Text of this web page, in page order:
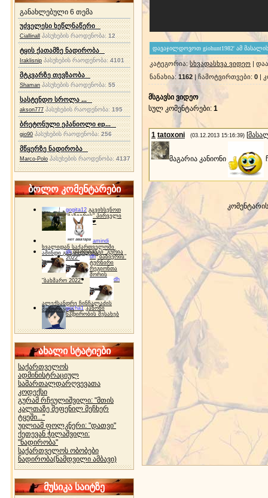
განახლებული 6 თემა
უძველესი ხეწლნაწერი
Ciallinall პასუხების რაოდენობა:12
ტყის ქათამზე ნადირობა
Iraklisnip პასუხების რაოდენობა: 4101
მტკვარზე თევზაობა
Shaman პასუხების რაოდენობა:55
სასტენდო სროლა ...
akson777 პასუხების რაოდენობა:195
ბრეტონული ეპანიოლი ep...
gio90 პასუხების რაოდენობა:256
მწყერზე ნადირობა
Marco-Polo პასუხების რაოდენობა:4137
ბოლო კომენტარები
gogita12 გავიხსენოთ
"ბაზიერის" პირველი
ტურნირი ❤
amindi
ხვალიდან საქართველოში
ამინდი გაუარესდება
dh სპორტინგი "გურია
2022"
dh "ბაზიერის"
ტურნირი
რეგიონთა
შორის
"ბახმარო 2022"
dh
ალექსანდრე ჩინჩალაძის
მემორიალიgocha1 კანონი
ნადირობის შესახებ
ახალი სტატიები
საქართველოს
ადმინისტრაციულ
სამართალდარღვევათა
კოდექსი
გურამ რჩეულიშვილი: "მთის
კალთაზე შეფენილ მეჩხერ
ტყეში..."
უილიამ ფოლკნერი: "დათვი"
ქეთევან ჭილაშვილი:
"ნადირობა"
საქართველოს ობობები
ნადირობა(ნამდვილი ამბავი)
მუსიკა საიტზე
კატეგორია: სხვადასხვა ვიდეო |
ნანახია: 1162 |ჩამოტვირთვები: 0 |
მსგავსი ვიდეო
სულ კომენტარები: 1
1 tatoxoni (03.12.2013 15:16:39) [
მაგარია კანიონი